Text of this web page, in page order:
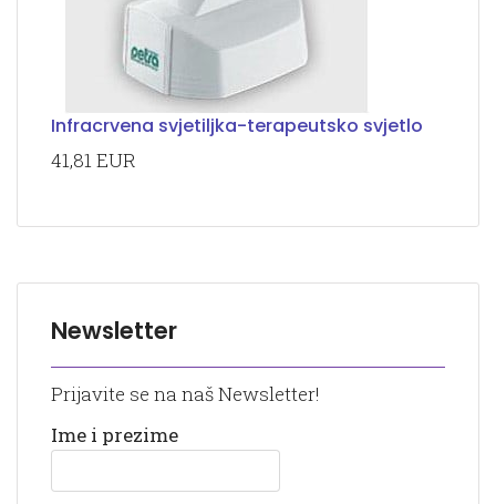
Infracrvena svjetiljka-terapeutsko svjetlo
41,81 EUR
Newsletter
Prijavite se na naš Newsletter!
Ime i prezime